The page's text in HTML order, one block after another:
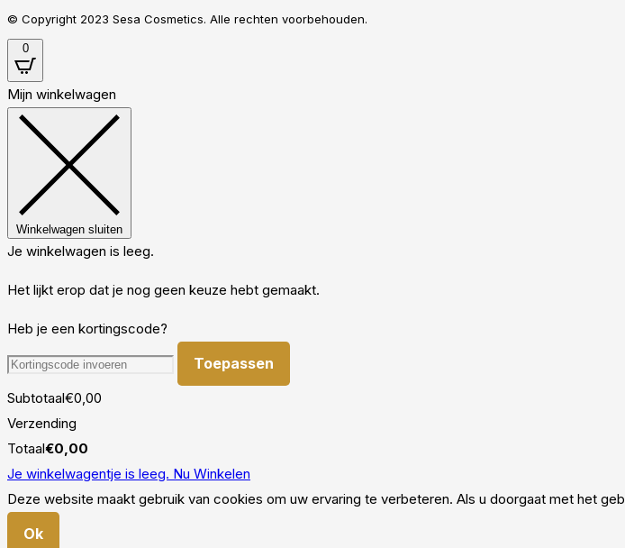
© Copyright 2023 Sesa Cosmetics. Alle rechten voorbehouden.
0
Mijn winkelwagen
Winkelwagen sluiten
Je winkelwagen is leeg.
Het lijkt erop dat je nog geen keuze hebt gemaakt.
Heb je een kortingscode?
Toepassen
Subtotaal€0,00
Verzending
Totaal€0,00
Je winkelwagentje is leeg. Nu Winkelen
Deze website maakt gebruik van cookies om uw ervaring te verbeteren. Als u doorgaat met het
Ok